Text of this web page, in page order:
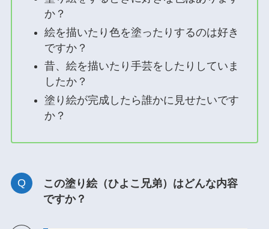
か？
絵を描いたり色を塗ったりするのは好き
ですか？
昔、絵を描いたり手芸をしたりしていま
したか？
塗り絵が完成したら誰かに見せたいです
か？
この塗り絵（ひよこ兄弟）はどんな内容
ですか？